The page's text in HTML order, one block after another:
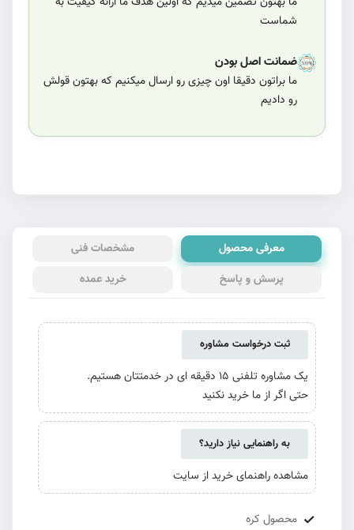
شماست
ضمانت اصل بودن
ما براتون دقیقا اون چیزی رو ارسال میکنیم که بهتون قولش
رو دادیم
معرفی محصول
مشخصات فنی
پرسش و پاسخ
خرید عمده
ثبت درخواست مشاوره
یک مشاوره تلفنی 15 دقیقه ای در خدمتتان هستیم.
حتی اگر از ما خرید نکنید
به راهنمایی نیاز دارید؟
مشاهده راهنمای خرید از سایت
محصول کره